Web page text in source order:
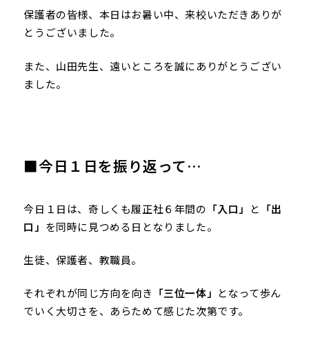
保護者の皆様、本日はお暑い中、来校いただきありが
とうございました。
また、山田先生、遠いところを誠にありがとうござい
ました。
■今日１日を振り返って…
今日１日は、奇しくも履正社６年間の 「入口」 と 「出
口」 を同時に見つめる日となりました。
生徒、保護者、教職員。
それぞれが同じ方向を向き 「三位一体」 となって歩ん
でいく大切さを、あらためて感じた次第です。